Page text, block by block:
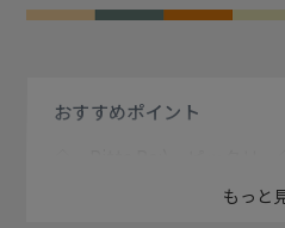
おすすめポイント
着る人の『今』のライフス
もっと